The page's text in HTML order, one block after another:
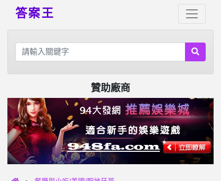
答案王
贊助廠商